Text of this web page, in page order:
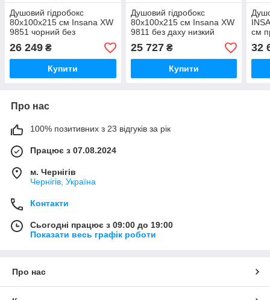
Душовий гідробокс
80х100х215 см Insana XW
9851 чорний без
даху низький прямокутний
піддон
26 249 ₴
Купити
Душовий гідробокс
80х100х215 см Insana XW
9811 без даху низкий
прямокутний піддон
25 727₴
Купити
см
32
Про нас
100% позитивних з 23 відгуків за рік
Працює з 07.08.2024
м. Чернігів
Чернігів, Україна
Контакти
Сьогодні працює з 09:00 до 19:00
Показати весь графік роботи
Про нас